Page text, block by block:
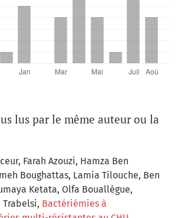
lus par le même auteur ou la
Farah Azouzi, Hamza Ben
Boughattas, Lamia Tilouche, Ben
Ketata, Olfa Bouallègue,
Bactériémies à